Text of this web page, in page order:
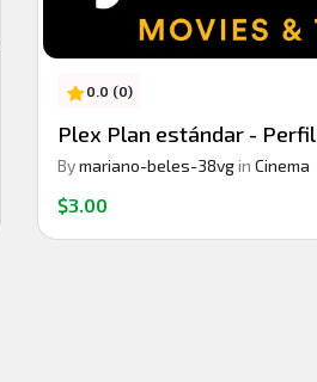
0.0 (0)
Plex Plan estándar - Perfil
Bymariano-beles-38vgin Cinema
$3.00